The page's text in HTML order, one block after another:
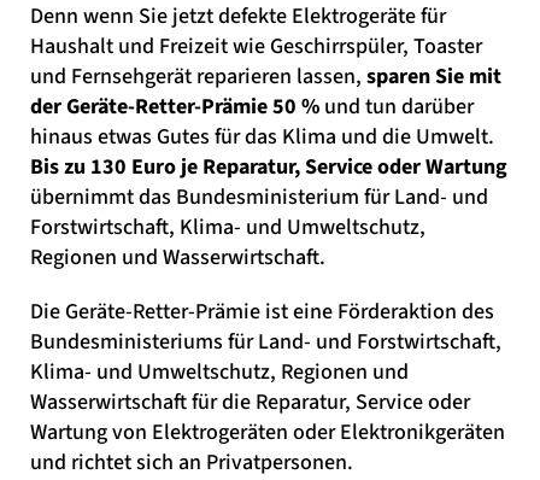
Denn wenn Sie jetzt defekte Elektrogeräte für
Haushalt und Freizeit wie Geschirrspüler, Toaster
und Fernsehgerät reparieren lassen, sparen Sie mit
der Geräte-Retter-Prämie 50 % und tun darüber
hinaus etwas Gutes für das Klima und die Umwelt.
Bis zu 130 Euro je Reparatur, Service oder Wartung
übernimmt das Bundesministerium für Land- und
Forstwirtschaft, Klima- und Umweltschutz,
Regionen und Wasserwirtschaft.
Die Geräte-Retter-Prämie ist eine Förderaktion des
Bundesministeriums für Land- und Forstwirtschaft,
Klima- und Umweltschutz, Regionen und
Wasserwirtschaft für die Reparatur, Service oder
Wartung von Elektrogeräten oder Elektronikgeräten
und richtet sich an Privatpersonen.